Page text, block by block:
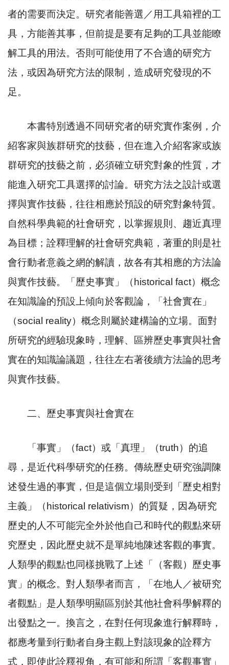
者的需要而決定。研究者能善選／用工具箱裡的工
具，方能善其事，但前提是要有足夠的工具並能瞭
解工具的用法。否則可能使用了不合適的研究方
法，或因為研究方法的限制，造成研究發現的不
足。
本書特別透過不同研究者的研究實作案例，介
紹客家與族群研究的技藝，但在進入介紹客家或族
群研究的技藝之前，必須確立研究對象的性質，才
能進入研究工具選擇的討論。研究方法之設計或選
擇與實作技藝，往往相應於預設的研究對象特質。
自然科學典範的社會研究，以掌握規則、趨近真理
為目標；詮釋理解的社會研究典範，著重的則是社
會行動者意義之網的解讀，故各有其相應的方法論
與實作技藝。「歷史事實」（ historical fact）概念
在知識論的預設上傾向於客觀論，「社會實在」
（social reality）概念則屬於建構論的立場。面對
所研究的經驗現象時，理解、區辨歷史事實與社會
實在的知識論議題，往往左右著後續方法論的思考
與實作技藝。
二、歷史事實與社會實在
「事實」（fact）或「真理」（truth）的追
尋，是近代科學研究的任務。傳統歷史研究強調陳
述發生過的事實，但是這個立場則受到「歷史相對
主義」（historical relativism）的質疑，因為研究
歷史的人不可能完全外於他自己和時代的觀點來研
究歷史，因此歷史就不是單純地陳述客觀的事實。
人類學的觀點也同樣挑戰了上述「（客觀）歷史事
實」的概念。對人類學者而言，「在地人／被研究
者觀點」是人類學明顯區別於其他社會科學解釋的
出發點之一。換言之，在對任何現象進行解釋時，
都應考量到行動者自身主觀上對該現象的詮釋方
式，即使此詮釋視角，有可能和所謂「客觀事實」